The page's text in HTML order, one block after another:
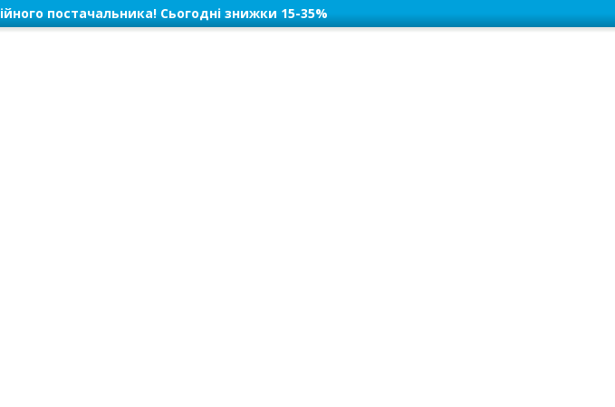
постачальника! Сьогодні знижки 15-35%